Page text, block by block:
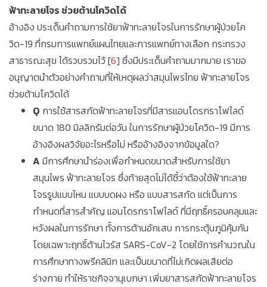
ฟ้าทะลายโจร ช่วยต้านโควิดได้
อ้างอิง ประเด็นคำถามการใช้ยาฟ้าทะลายโจรในการรักษาผู้ป่วยโค
วิด-19 ที่กรมการแพทย์แผนไทยและการแพทย์ทางเลือก กระทรวง
สาธารณะสุข ได้รวบรวมไว้ [6] ซึ่งมีประเด็นคำถามมากมาย เราขอ
อนุญาตนำตัวอย่างคำถามที่ให้เหตุผลว่าสมุนไพรไทย ฟ้าทะลายโจร
ช่วยต้านโควิดได้
Q การใช้สารสกัดฟ้าทะลายโจรที่มีสารแอนโดรกราโฟไลด์
ขนาด 180 มิลลิกรัมต่อวัน ในการรักษาผู้ป่วยโควิด-19 มีการ
อ้างอิงผลวิจัยอะไรหรือไม่ หรืออ้างอิงจากข้อมูลใด?
A มีการศึกษานำร่องเพื่อกำหนดขนาดสำหรับการใช้ยา
สมุนไพร ฟ้าทะลายโจร ซึ่งท้ายสุดไม่ได้ชี้ว่าต้องใช้ฟ้าทะลาย
โจรรูปแบบไหน แบบบดผง หรือ แบบสารสกัด แต่เป็นการ
กำหนดที่สารสำคัญ แอนโดรกราโฟไลด์ ที่มีฤทธิ์ครอบคลุมและ
หวังผลในการรักษา ทั้งการต้านอักเสบ การกระตุ้นภูมิคุ้มกัน
โดยเฉพาะฤทธิ์ต้านไวรัส SARS-CoV-2 โดยใช้การคำนวณใน
การศึกษาทางพรีคลินิก และเป็นขนาดที่ไม่เกิดผลเสียต่อ
ร่างกาย ทำให้ราชกิจจานุเบกษา เพิ่มยาสารสกัดฟ้าทะลายโจร